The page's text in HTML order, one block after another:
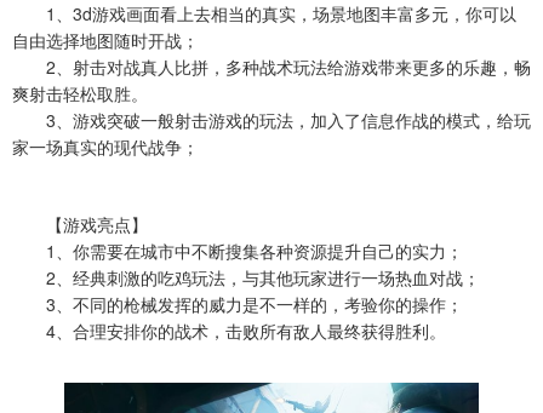
1、3d游戏画面看上去相当的真实，场景地图丰富多元，你可以
自由选择地图随时开战；
2、射击对战真人比拼，多种战术玩法给游戏带来更多的乐趣，畅
爽射击轻松取胜。
3、游戏突破一般射击游戏的玩法，加入了信息作战的模式，给玩
家一场真实的现代战争；
【游戏亮点】
1、你需要在城市中不断搜集各种资源提升自己的实力；
2、经典刺激的吃鸡玩法，与其他玩家进行一场热血对战；
3、不同的枪械发挥的威力是不一样的，考验你的操作；
4、合理安排你的战术，击败所有敌人最终获得胜利。